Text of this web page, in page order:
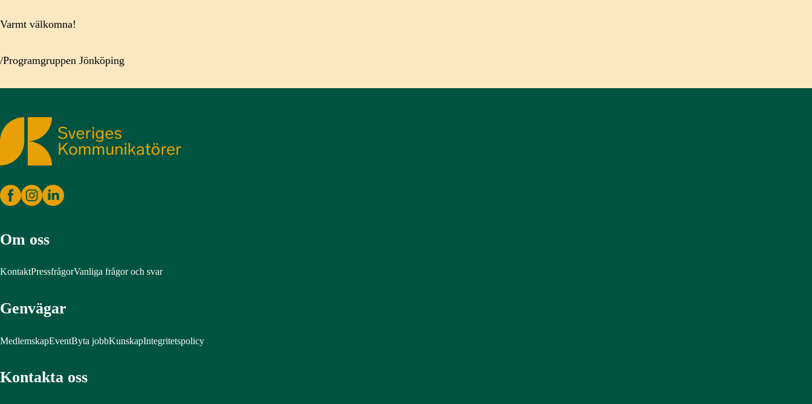
Varmt välkomna!
/Programgruppen Jönköping
Sveriges Kommunikatörer
Om oss
KontaktPressfrågorVanliga frågor och svar
Genvägar
MedlemskapEventByta jobbKunskapIntegritetspolicy
Kontakta oss